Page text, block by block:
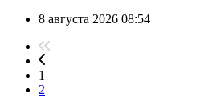
8 августа 2026 08:54
1
2